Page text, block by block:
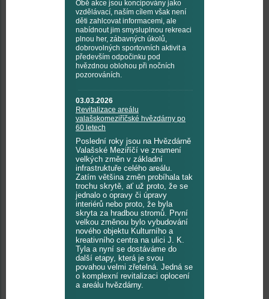
Obě akce jsou koncipovány jako
vzdělávací, naším cílem však není
děti zahlcovat informacemi, ale
nabídnout jim smysluplnou rekreaci
plnou her, zábavných úkolů,
dobrovolných sportovních aktivit a
především odpočinku pod
hvězdnou oblohou při nočních
pozorováních.
03.03.2026
Revitalizace areálu
valašskomeziříčské hvězdárny po
60 letech
Poslední roky jsou na Hvězdárně
Valašské Meziříčí ve znamení
velkých změn v základní
infrastruktuře celého areálu.
Zatím většina změn probíhala tak
trochu skrytě, ať už proto, že se
jednalo o opravy či úpravy
interiérů nebo proto, že byla
skryta za hradbou stromů. První
velkou změnou bylo vybudování
nového objektu Kulturního a
kreativního centra na ulici J. K.
Tyla a nyní se dostáváme do
další etapy, která je svou
povahou velmi zřetelná. Jedná se
o komplexní revitalizaci oplocení
a areálu hvězdárny.